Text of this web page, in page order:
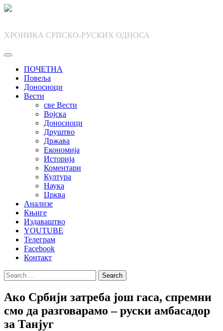
Skip
ХРОНИКА СРПСКО-РУСКИХ ОДНОСА
ПОЧЕТНА
Повеља
Доносиоци
Вести
све Вести
Војска
Доносиоци
Друштво
Држава
Економија
Историја
Коментари
Култура
Наука
Црква
Анализе
Књиге
Издаваштво
YOUTUBE
Телеграм
Facebook
Контакт
Search
for:
Ако Србији затреба још гаса, спремни
смо да разговарамо – руски амбасадор
за Танјуг